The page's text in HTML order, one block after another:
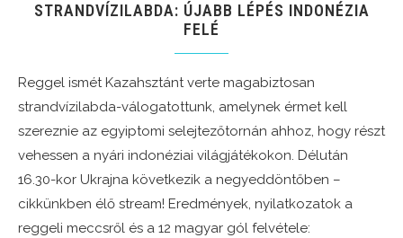
STRANDVÍZILABDA: ÚJABB LÉPÉS INDONÉZIA
FELÉ
Reggel ismét Kazahsztánt verte magabiztosan
strandvízilabda-válogatottunk, amelynek érmet kell
szereznie az egyiptomi selejtezőtornán ahhoz, hogy részt
vehessen a nyári indonéziai világjátékokon. Délután
16.30-kor Ukrajna következik a negyeddöntőben –
cikkünkben élő stream! Eredmények, nyilatkozatok a
reggeli meccsről és a 12 magyar gól felvétele: